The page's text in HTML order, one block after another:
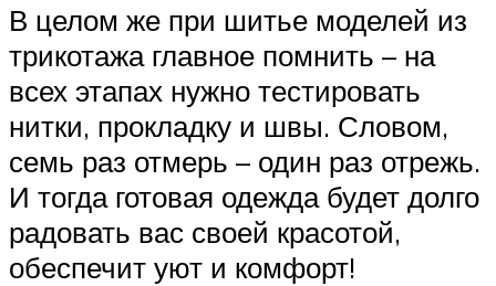
В целом же при шитье моделей из
трикотажа главное помнить – на
всех этапах нужно тестировать
нитки, прокладку и швы. Словом,
семь раз отмерь – один раз отрежь.
И тогда готовая одежда будет долго
радовать вас своей красотой,
обеспечит уют и комфорт!